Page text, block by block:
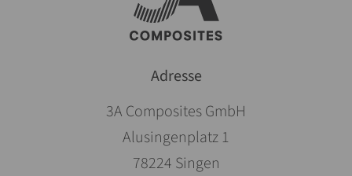
Adresse
3A Composites GmbH
Alusingenplatz 1
78224 Singen